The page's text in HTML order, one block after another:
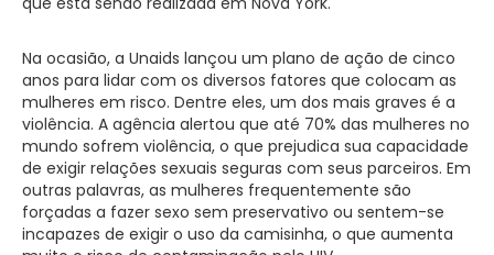
Na ocasião, a Unaids lançou um plano de ação de cinco
anos para lidar com os diversos fatores que colocam as
mulheres em risco. Dentre eles, um dos mais graves é a
violência. A agência alertou que até 70% das mulheres no
mundo sofrem violência, o que prejudica sua capacidade
de exigir relações sexuais seguras com seus parceiros. Em
outras palavras, as mulheres frequentemente são
forçadas a fazer sexo sem preservativo ou sentem-se
incapazes de exigir o uso da camisinha, o que aumenta